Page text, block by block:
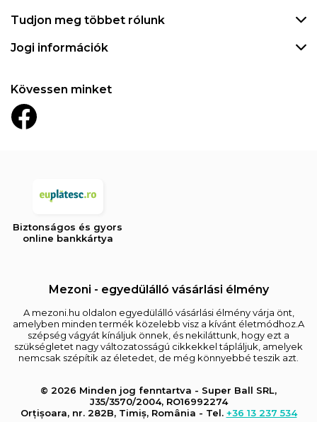
Tudjon meg többet rólunk
Jogi információk
Kövessen minket
Biztonságos és gyors
online bankkártya
Mezoni - egyedülálló vásárlási élmény
A mezoni.hu oldalon egyedülálló vásárlási élmény várja önt,
amelyben minden termék közelebb visz a kívánt életmódhoz.A
szépség vágyát kínáljuk önnek, és nekiláttunk, hogy ezt a
szükségletet nagy változatosságú cikkekkel tápláljuk, amelyek
nemcsak szépítik az életedet, de még könnyebbé teszik azt.
© 2026 Minden jog fenntartva - Super Ball SRL,
J35/3570/2004, RO16992274
Orțișoara, nr. 282B, Timiș, România - Tel. +36 13 237 534